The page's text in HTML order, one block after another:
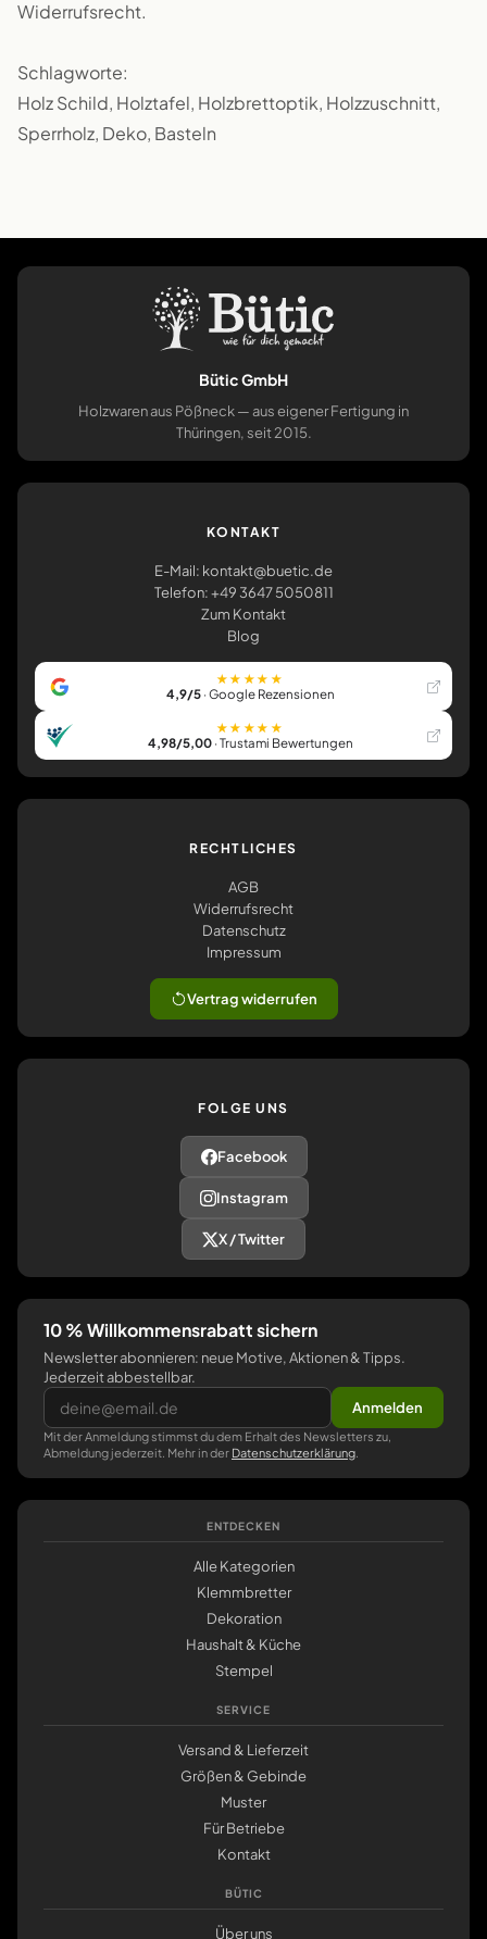
Widerrufsrecht.
Schlagworte:
Holz Schild, Holztafel, Holzbrettoptik, Holzzuschnitt,
Sperrholz, Deko, Basteln
Bütic GmbH
Holzwaren aus Pößneck — aus eigener Fertigung in
Thüringen, seit 2015.
KONTAKT
E-Mail: kontakt@buetic.de
Telefon: +49 3647 5050811
Zum Kontakt
Blog
★★★★★
4,9/5· Google Rezensionen
★★★★★
4,98/5,00· Trustami Bewertungen
RECHTLICHES
AGB
Widerrufsrecht
Datenschutz
Impressum
Vertrag widerrufen
FOLGE UNS
Facebook
Instagram
X / Twitter
10 % Willkommensrabatt sichern
Newsletter abonnieren: neue Motive, Aktionen & Tipps.
Jederzeit abbestellbar.
Anmelden
Mit der Anmeldung stimmst du dem Erhalt des Newsletters zu,
Abmeldung jederzeit. Mehr in der Datenschutzerklärung
ENTDECKEN
Alle Kategorien
Klemmbretter
Dekoration
Haushalt & Küche
Stempel
SERVICE
Versand & Lieferzeit
Größen & Gebinde
Muster
Für Betriebe
Kontakt
BÜTIC
Über uns